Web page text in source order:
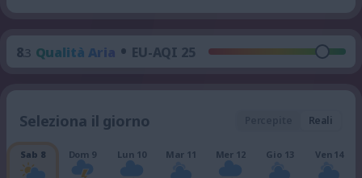
8.3 Qualità Aria • EU-AQI 25
Seleziona il giorno Reali
Sab 8 Dom 9 Lun 10 Mar 11 Mer 12 Gio 13 Ven 14